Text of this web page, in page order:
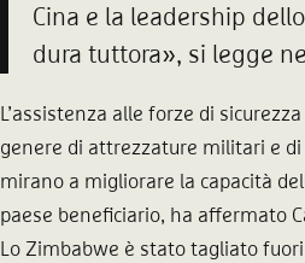
Cina e la leadership
dura tuttora», si legge
L’assistenza alle forze di
genere di attrezzature militari e
mirano a migliorare la capacità
paese beneficiario, ha affermato
Lo Zimbabwe è stato tagliato